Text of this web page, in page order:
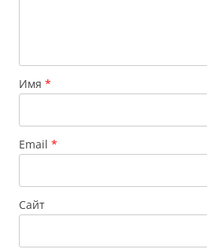
Имя *
Email *
Сайт